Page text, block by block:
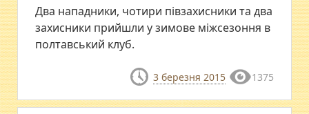
Два нападники, чотири півзахисники та два
захисники прийшли у зимове міжсезоння в
полтавський клуб.
3 березня 2015 1375